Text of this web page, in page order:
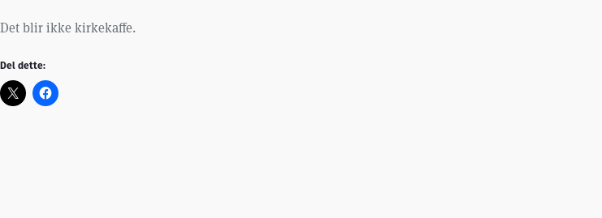
Det blir ikke kirkekaffe.
Del dette: